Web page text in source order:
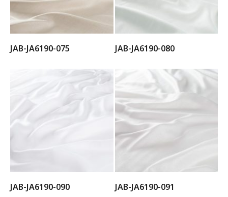
JAB-JA6190-075 JAB-JA6190-080
JAB-JA6190-090 JAB-JA6190-091